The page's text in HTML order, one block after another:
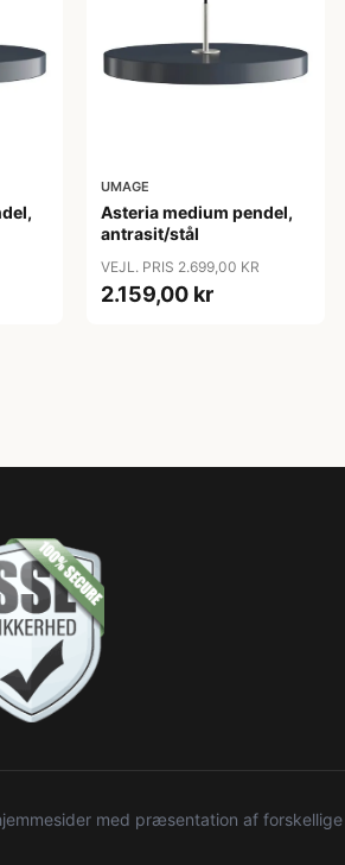
UMAGE
Asteria medium pendel,
antrasit/stål
VEJL. PRIS 2.699,00 KR
2.159,00 kr
med præsentation af